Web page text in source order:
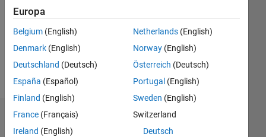
Follow
Messaggio
Dashboard
Europa
Belgium (English)
Denmark (English)
Deutschland (Deutsch)
España (Español)
Finland (English)
France (Français)
Ireland (English)
Netherlands(English)
Norway(English)
Österreich (Deutsch)
Portugal (English)
Sweden (English)
Switzerland
Deutsch